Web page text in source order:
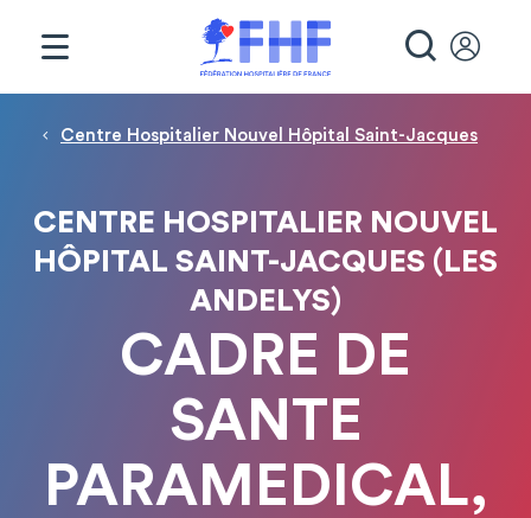
Fil d'Ariane
Centre Hospitalier Nouvel Hôpital Saint-Jacques
CENTRE HOSPITALIER NOUVEL
HÔPITAL SAINT-JACQUES (LES
ANDELYS)
CADRE DE
SANTE
PARAMEDICAL,
Panneau de gestion des cookies